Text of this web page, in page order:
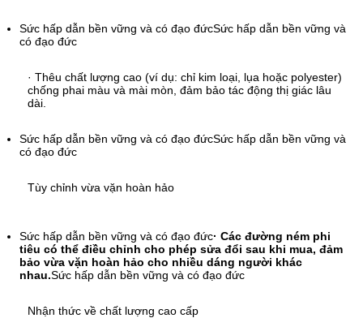
Sức hấp dẫn bền vững và có đạo đứcSức hấp dẫn bền vững và
có đạo đức
· Thêu chất lượng cao (ví dụ: chỉ kim loại, lụa hoặc polyester)
chống phai màu và mài mòn, đảm bảo tác động thị giác lâu
dài.
Sức hấp dẫn bền vững và có đạo đứcSức hấp dẫn bền vững và
có đạo đức
Tùy chỉnh vừa vặn hoàn hảo
Sức hấp dẫn bền vững và có đạo đức· Các đường ném phi
tiêu có thể điều chỉnh cho phép sửa đổi sau khi mua, đảm
bảo vừa vặn hoàn hảo cho nhiều dáng người khác
nhau.Sức hấp dẫn bền vững và có đạo đức
Nhận thức về chất lượng cao cấp